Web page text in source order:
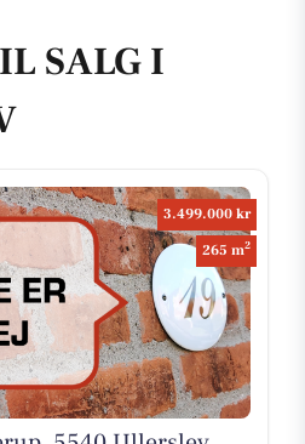
SALG I
3.499.000 kr
265 m2